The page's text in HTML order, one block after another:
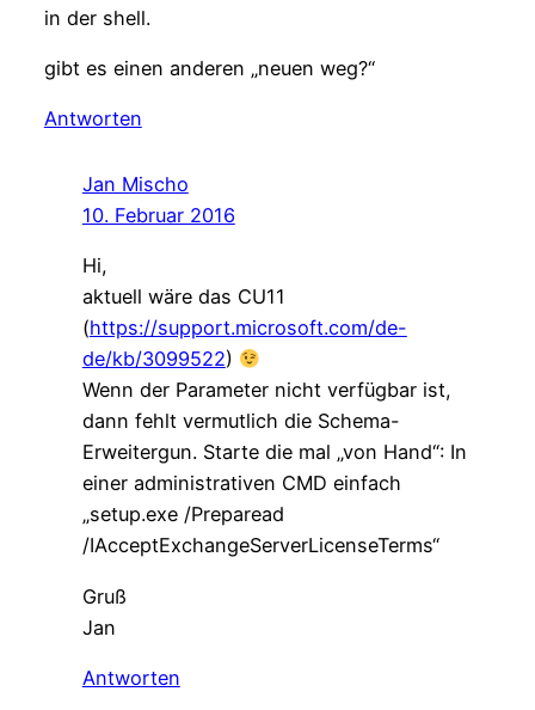
in der shell.
gibt es einen anderen „neuen weg?“
Antworten
Jan Mischo
10. Februar 2016
Hi,
aktuell wäre das CU11
(https://support.microsoft.com/de-
de/kb/3099522)
Wenn der Parameter nicht verfügbar ist,
dann fehlt vermutlich die Schema-
Erweitergun. Starte die mal „von Hand“: In
einer administrativen CMD einfach
„setup.exe /Preparead
/IAcceptExchangeServerLicenseTerms“
Gruß
Jan
Antworten